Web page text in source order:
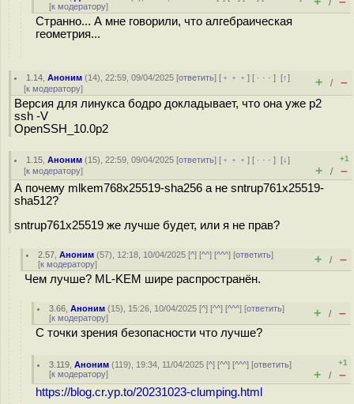
[к модератору] /
Странно... А мне говорили, что алгебраическая
геометрия...
1.14 ,Аноним (14), 22:59, 09/04/2025 [ответить] [ ﹢﹢﹢] [ · · ·][↑]
[к модератору] + / –
Версия для линукса бодро докладывает, что она уже р2
ssh -V
OpenSSH_10.0p2
1.15 ,Аноним (15), 22:59, 09/04/2025 [ответить] [ ﹢﹢﹢] [ · · ·][↓]
[к модератору]
+1
+ / –
А почему mlkem768x25519-sha256 а не sntrup761x25519-
sha512?
sntrup761x25519 же лучше будет, или я не прав?
2.57 ,Аноним (57), 12:18, 10/04/2025 [^] [^^] [^^^] [ответить]
[к модератору] + / –
Чем лучше? ML-KEM шире распространён.
3.66 ,Аноним (15), 15:26, 10/04/2025 [^] [^^] [^^^] [ответить]
[к модератору] + / –
С точки зрения безопасности что лучше?
3.119 ,Аноним (119), 19:34, 11/04/2025 [^] [^^] [^^^] [ответить]
[к модератору]
+1
+ / –
https://blog.cr.yp.to/20231023-clumping.html